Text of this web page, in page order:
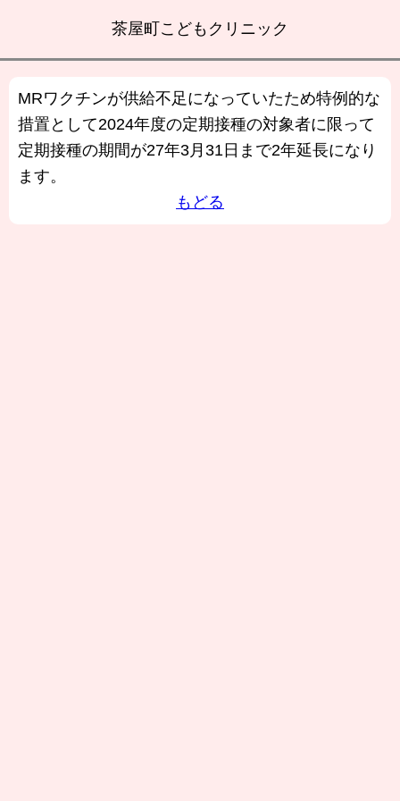
茶屋町こどもクリニック
MRワクチンが供給不足になっていたため特例的な
措置として2024年度の定期接種の対象者に限って
定期接種の期間が27年3月31日まで2年延長になり
ます。
もどる